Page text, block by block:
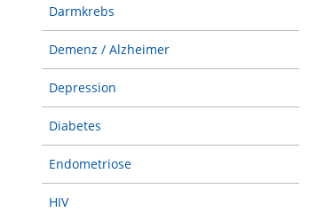
Darmkrebs
Demenz / Alzheimer
Depression
Diabetes
Endometriose
HIV